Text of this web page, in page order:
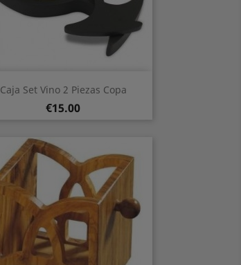
Caja Set Vino 2 Piezas Copa
Price
€15.00
Quick view